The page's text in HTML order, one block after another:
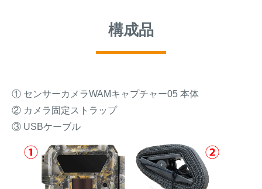
構成品
① センサーカメラWAMキャプチャー05 本体
② カメラ固定ストラップ
③ USBケーブル